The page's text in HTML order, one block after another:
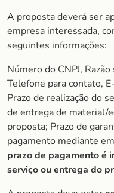
A proposta deverá ser
empresa interessada,
seguintes informações:
Número do CNPJ,
Telefone para contato,
Prazo de realização do
de entrega de material/
proposta; Prazo de
pagamento mediante
prazo de pagamento é
serviço ou entrega do